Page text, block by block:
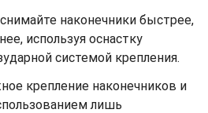
наконечники быстрее,
используя оснастку
системой крепления.
крепление наконечников и
лишь